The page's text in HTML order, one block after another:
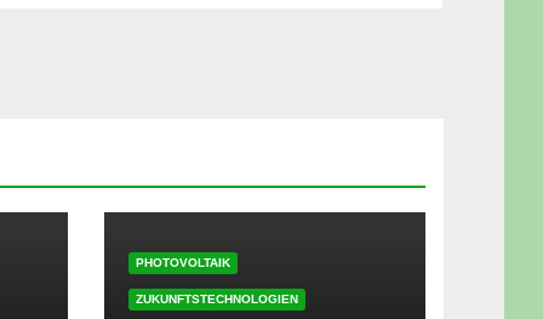
PHOTOVOLTAIK
ZUKUNFTSTECHNOLOGIEN